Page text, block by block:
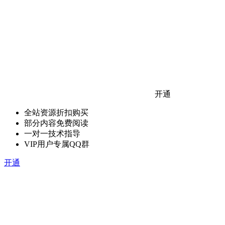
开通
全站资源折扣购买
部分内容免费阅读
一对一技术指导
VIP用户专属QQ群
开通